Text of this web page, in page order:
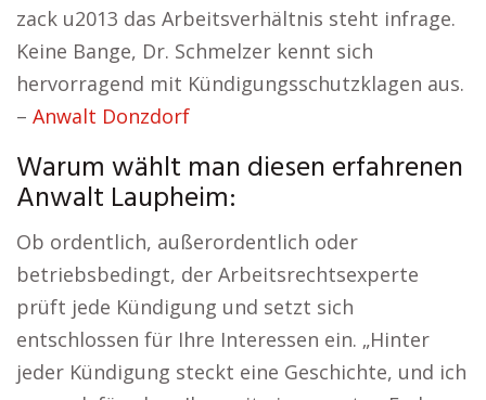
zack u2013 das Arbeitsverhältnis steht infrage.
Keine Bange, Dr. Schmelzer kennt sich
hervorragend mit Kündigungsschutzklagen aus.
– Anwalt Donzdorf
Warum wählt man diesen erfahrenen
Anwalt Laupheim:
Ob ordentlich, außerordentlich oder
betriebsbedingt, der Arbeitsrechtsexperte
prüft jede Kündigung und setzt sich
entschlossen für Ihre Interessen ein. „Hinter
jeder Kündigung steckt eine Geschichte, und ich